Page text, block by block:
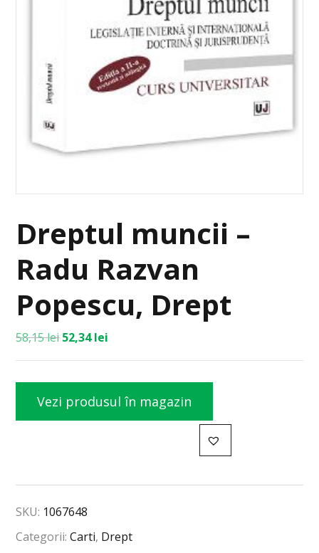
Dreptul muncii –
Radu Razvan
Popescu, Drept
58,15lei 52,34lei
Vezi produsul în magazin
SKU: 1067648
Categorii:Carti, Drept